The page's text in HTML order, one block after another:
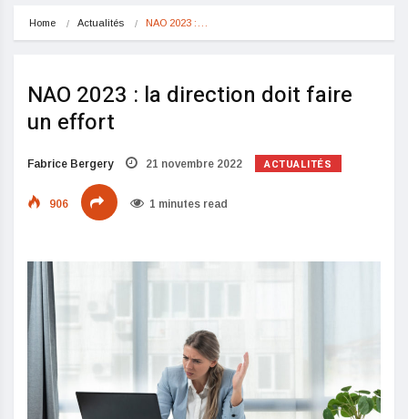
Home Actualités NAO 2023 :…
NAO 2023 : la direction doit faire
un effort
Fabrice Bergery 21 novembre 2022 ACTUALITÉS
906 1 minutes read